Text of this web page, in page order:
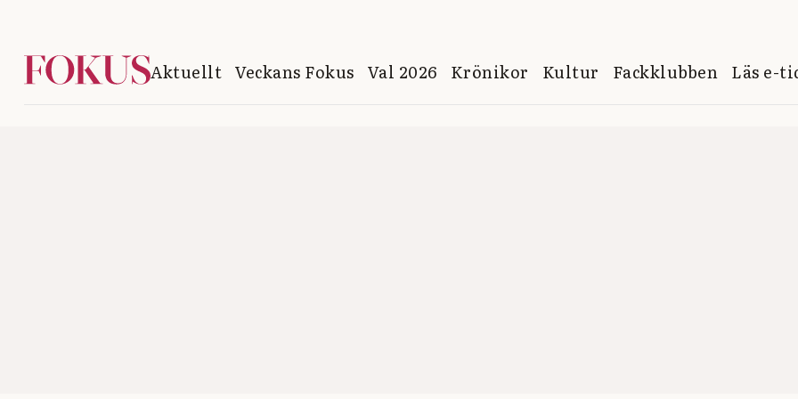
Aktuellt Veckans Fokus Val 2026 Krönikor Kultur Fackklubben Läs e-